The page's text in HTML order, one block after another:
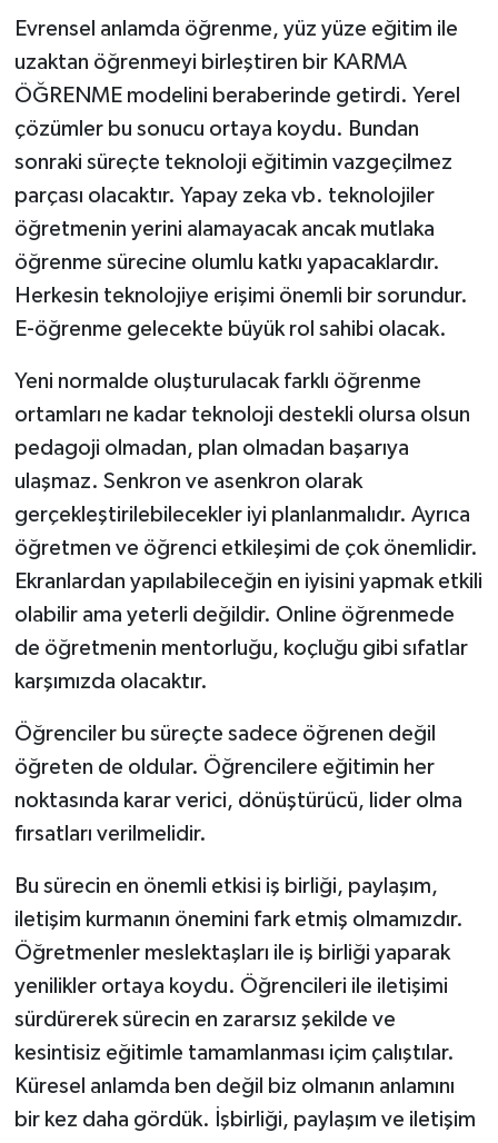
Evrensel anlamda öğrenme, yüz yüze eğitim ile
uzaktan öğrenmeyi birleştiren bir KARMA
ÖĞRENME modelini beraberinde getirdi. Yerel
çözümler bu sonucu ortaya koydu. Bundan
sonraki süreçte teknoloji eğitimin vazgeçilmez
parçası olacaktır. Yapay zeka vb. teknolojiler
öğretmenin yerini alamayacak ancak mutlaka
öğrenme sürecine olumlu katkı yapacaklardır.
Herkesin teknolojiye erişimi önemli bir sorundur.
E-öğrenme gelecekte büyük rol sahibi olacak.
Yeni normalde oluşturulacak farklı öğrenme
ortamları ne kadar teknoloji destekli olursa olsun
pedagoji olmadan, plan olmadan başarıya
ulaşmaz. Senkron ve asenkron olarak
gerçekleştirilebilecekler iyi planlanmalıdır. Ayrıca
öğretmen ve öğrenci etkileşimi de çok önemlidir.
Ekranlardan yapılabileceğin en iyisini yapmak etkili
olabilir ama yeterli değildir. Online öğrenmede
de öğretmenin mentorluğu, koçluğu gibi sıfatlar
karşımızda olacaktır.
Öğrenciler bu süreçte sadece öğrenen değil
öğreten de oldular. Öğrencilere eğitimin her
noktasında karar verici, dönüştürücü, lider olma
fırsatları verilmelidir.
Bu sürecin en önemli etkisi iş birliği, paylaşım,
iletişim kurmanın önemini fark etmiş olmamızdır.
Öğretmenler meslektaşları ile iş birliği yaparak
yenilikler ortaya koydu. Öğrencileri ile iletişimi
sürdürerek sürecin en zararsız şekilde ve
kesintisiz eğitimle tamamlanması içim çalıştılar.
Küresel anlamda ben değil biz olmanın anlamını
bir kez daha gördük. İşbirliği, paylaşım ve iletişim